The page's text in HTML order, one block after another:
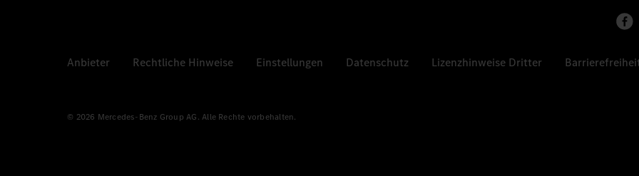
Anbieter Rechtliche Hinweise Einstellungen Datenschutz Lizenzhinweise Dritter
© 2026 Mercedes-Benz Group AG. Alle Rechte vorbehalten.